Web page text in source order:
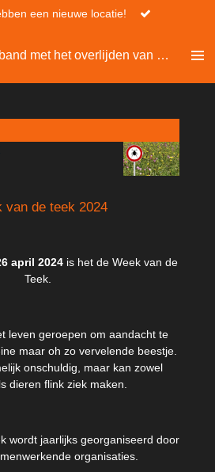
In verband met het overlijden van Christel, kan er niet besteld worden via de website.
een nieuwe locatie!
van de teek 2024
april 2024is het de Week van de
Teek.
leven geroepen om aandacht te
maar oh zo vervelende beestje.
onschuldig, maar kan zowel
dieren flink ziek maken.
wordt jaarlijks georganiseerd door
organisaties.